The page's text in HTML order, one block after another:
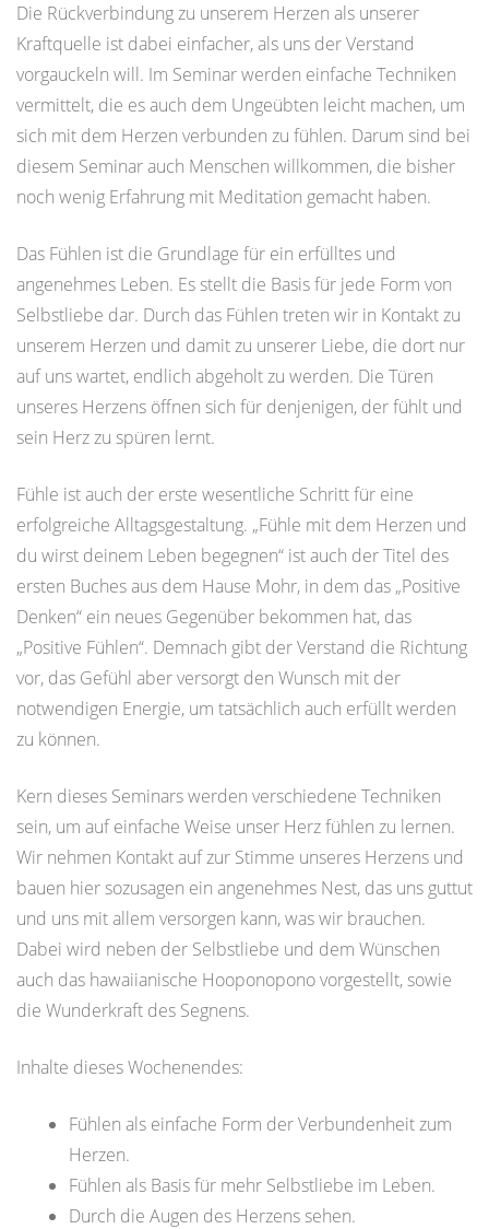
Die Rückverbindung zu unserem Herzen als unserer
Kraftquelle ist dabei einfacher, als uns der Verstand
vorgauckeln will. Im Seminar werden einfache Techniken
vermittelt, die es auch dem Ungeübten leicht machen, um
sich mit dem Herzen verbunden zu fühlen. Darum sind bei
diesem Seminar auch Menschen willkommen, die bisher
noch wenig Erfahrung mit Meditation gemacht haben.
Das Fühlen ist die Grundlage für ein erfülltes und
angenehmes Leben. Es stellt die Basis für jede Form von
Selbstliebe dar. Durch das Fühlen treten wir in Kontakt zu
unserem Herzen und damit zu unserer Liebe, die dort nur
auf uns wartet, endlich abgeholt zu werden. Die Türen
unseres Herzens öffnen sich für denjenigen, der fühlt und
sein Herz zu spüren lernt.
Fühle ist auch der erste wesentliche Schritt für eine
erfolgreiche Alltagsgestaltung. „Fühle mit dem Herzen und
du wirst deinem Leben begegnen“ ist auch der Titel des
ersten Buches aus dem Hause Mohr, in dem das „Positive
Denken“ ein neues Gegenüber bekommen hat, das
„Positive Fühlen“. Demnach gibt der Verstand die Richtung
vor, das Gefühl aber versorgt den Wunsch mit der
notwendigen Energie, um tatsächlich auch erfüllt werden
zu können.
Kern dieses Seminars werden verschiedene Techniken
sein, um auf einfache Weise unser Herz fühlen zu lernen.
Wir nehmen Kontakt auf zur Stimme unseres Herzens und
bauen hier sozusagen ein angenehmes Nest, das uns guttut
und uns mit allem versorgen kann, was wir brauchen.
Dabei wird neben der Selbstliebe und dem Wünschen
auch das hawaiianische Hooponopono vorgestellt, sowie
die Wunderkraft des Segnens.
Inhalte dieses Wochenendes:
Fühlen als einfache Form der Verbundenheit zum
Herzen.
Fühlen als Basis für mehr Selbstliebe im Leben.
Durch die Augen des Herzens sehen.